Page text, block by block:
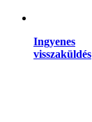
Ingyenes
visszaküldés